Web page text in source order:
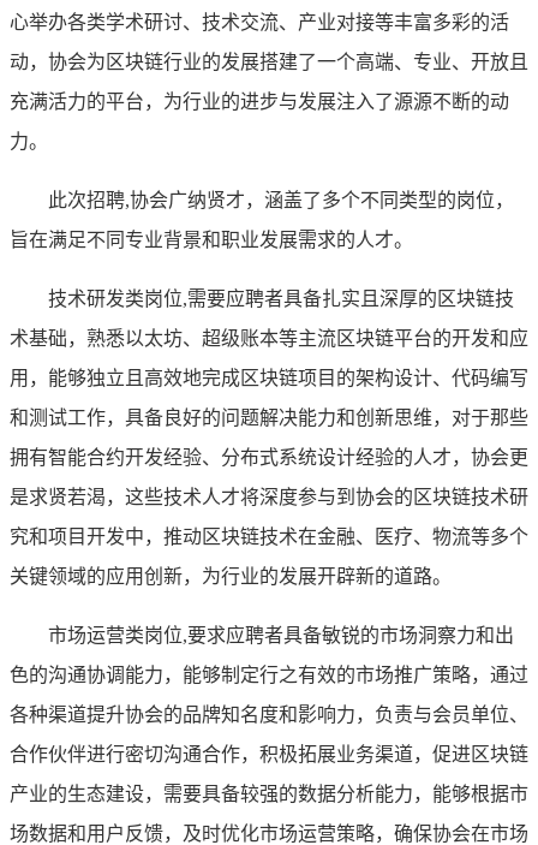
心举办各类学术研讨、技术交流、产业对接等丰富多彩的活
动，协会为区块链行业的发展搭建了一个高端、专业、开放且
充满活力的平台，为行业的进步与发展注入了源源不断的动
力。
此次招聘,协会广纳贤才，涵盖了多个不同类型的岗位，
旨在满足不同专业背景和职业发展需求的人才。
技术研发类岗位,需要应聘者具备扎实且深厚的区块链技
术基础，熟悉以太坊、超级账本等主流区块链平台的开发和应
用，能够独立且高效地完成区块链项目的架构设计、代码编写
和测试工作，具备良好的问题解决能力和创新思维，对于那些
拥有智能合约开发经验、分布式系统设计经验的人才，协会更
是求贤若渴，这些技术人才将深度参与到协会的区块链技术研
究和项目开发中，推动区块链技术在金融、医疗、物流等多个
关键领域的应用创新，为行业的发展开辟新的道路。
市场运营类岗位,要求应聘者具备敏锐的市场洞察力和出
色的沟通协调能力，能够制定行之有效的市场推广策略，通过
各种渠道提升协会的品牌知名度和影响力，负责与会员单位、
合作伙伴进行密切沟通合作，积极拓展业务渠道，促进区块链
产业的生态建设，需要具备较强的数据分析能力，能够根据市
场数据和用户反馈，及时优化市场运营策略，确保协会在市场